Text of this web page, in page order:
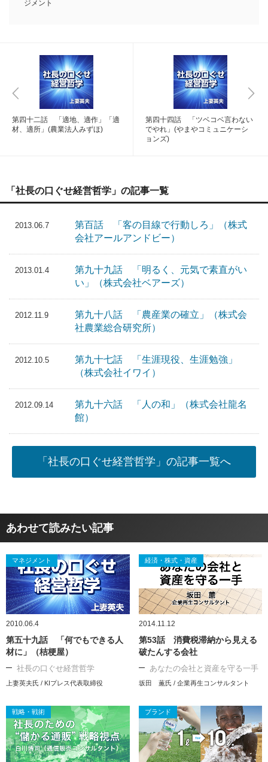
ジメント
第四十二話 「適地、適作」「適
材、適所」(農業法人みずほ)
第四十四話 「ツベコベ言わない
でやれ」(やまやコミュニケーシ
ョンズ)
「社長の口ぐせ経営哲学」の記事一覧
2013.06.7
第百話 「客の目線で行動しろ」（株式
会社アールアンドビー）
2013.01.4
第九十九話 「明るく、元気で素直がい
い」（株式会社ベアーズ）
2012.11.9
第九十八話 「農産業の確立」（株式会
社農業総合研究所）
2012.10.5
第九十七話 「生涯現役、生涯勉強」
（株式会社イワイ）
2012.09.14
第九十六話 「人の和」（株式会社龍名
館）
「社長の口ぐせ経営哲学」の記事一覧へ
あわせて読みたい記事
マネジメント
2010.06.4
第五十九話 「何でもできる人
材に」（桔梗屋）
社長の口ぐせ経営哲学
上妻英夫氏 / KIプレス代表取締役
経済・株式・資産
2014.11.12
第53話 消費税滞納から見える
破たんする会社
あなたの会社と資産を守る一手
坂田 薫氏 / 企業再生コンサルタント
戦略・戦術 ブランド